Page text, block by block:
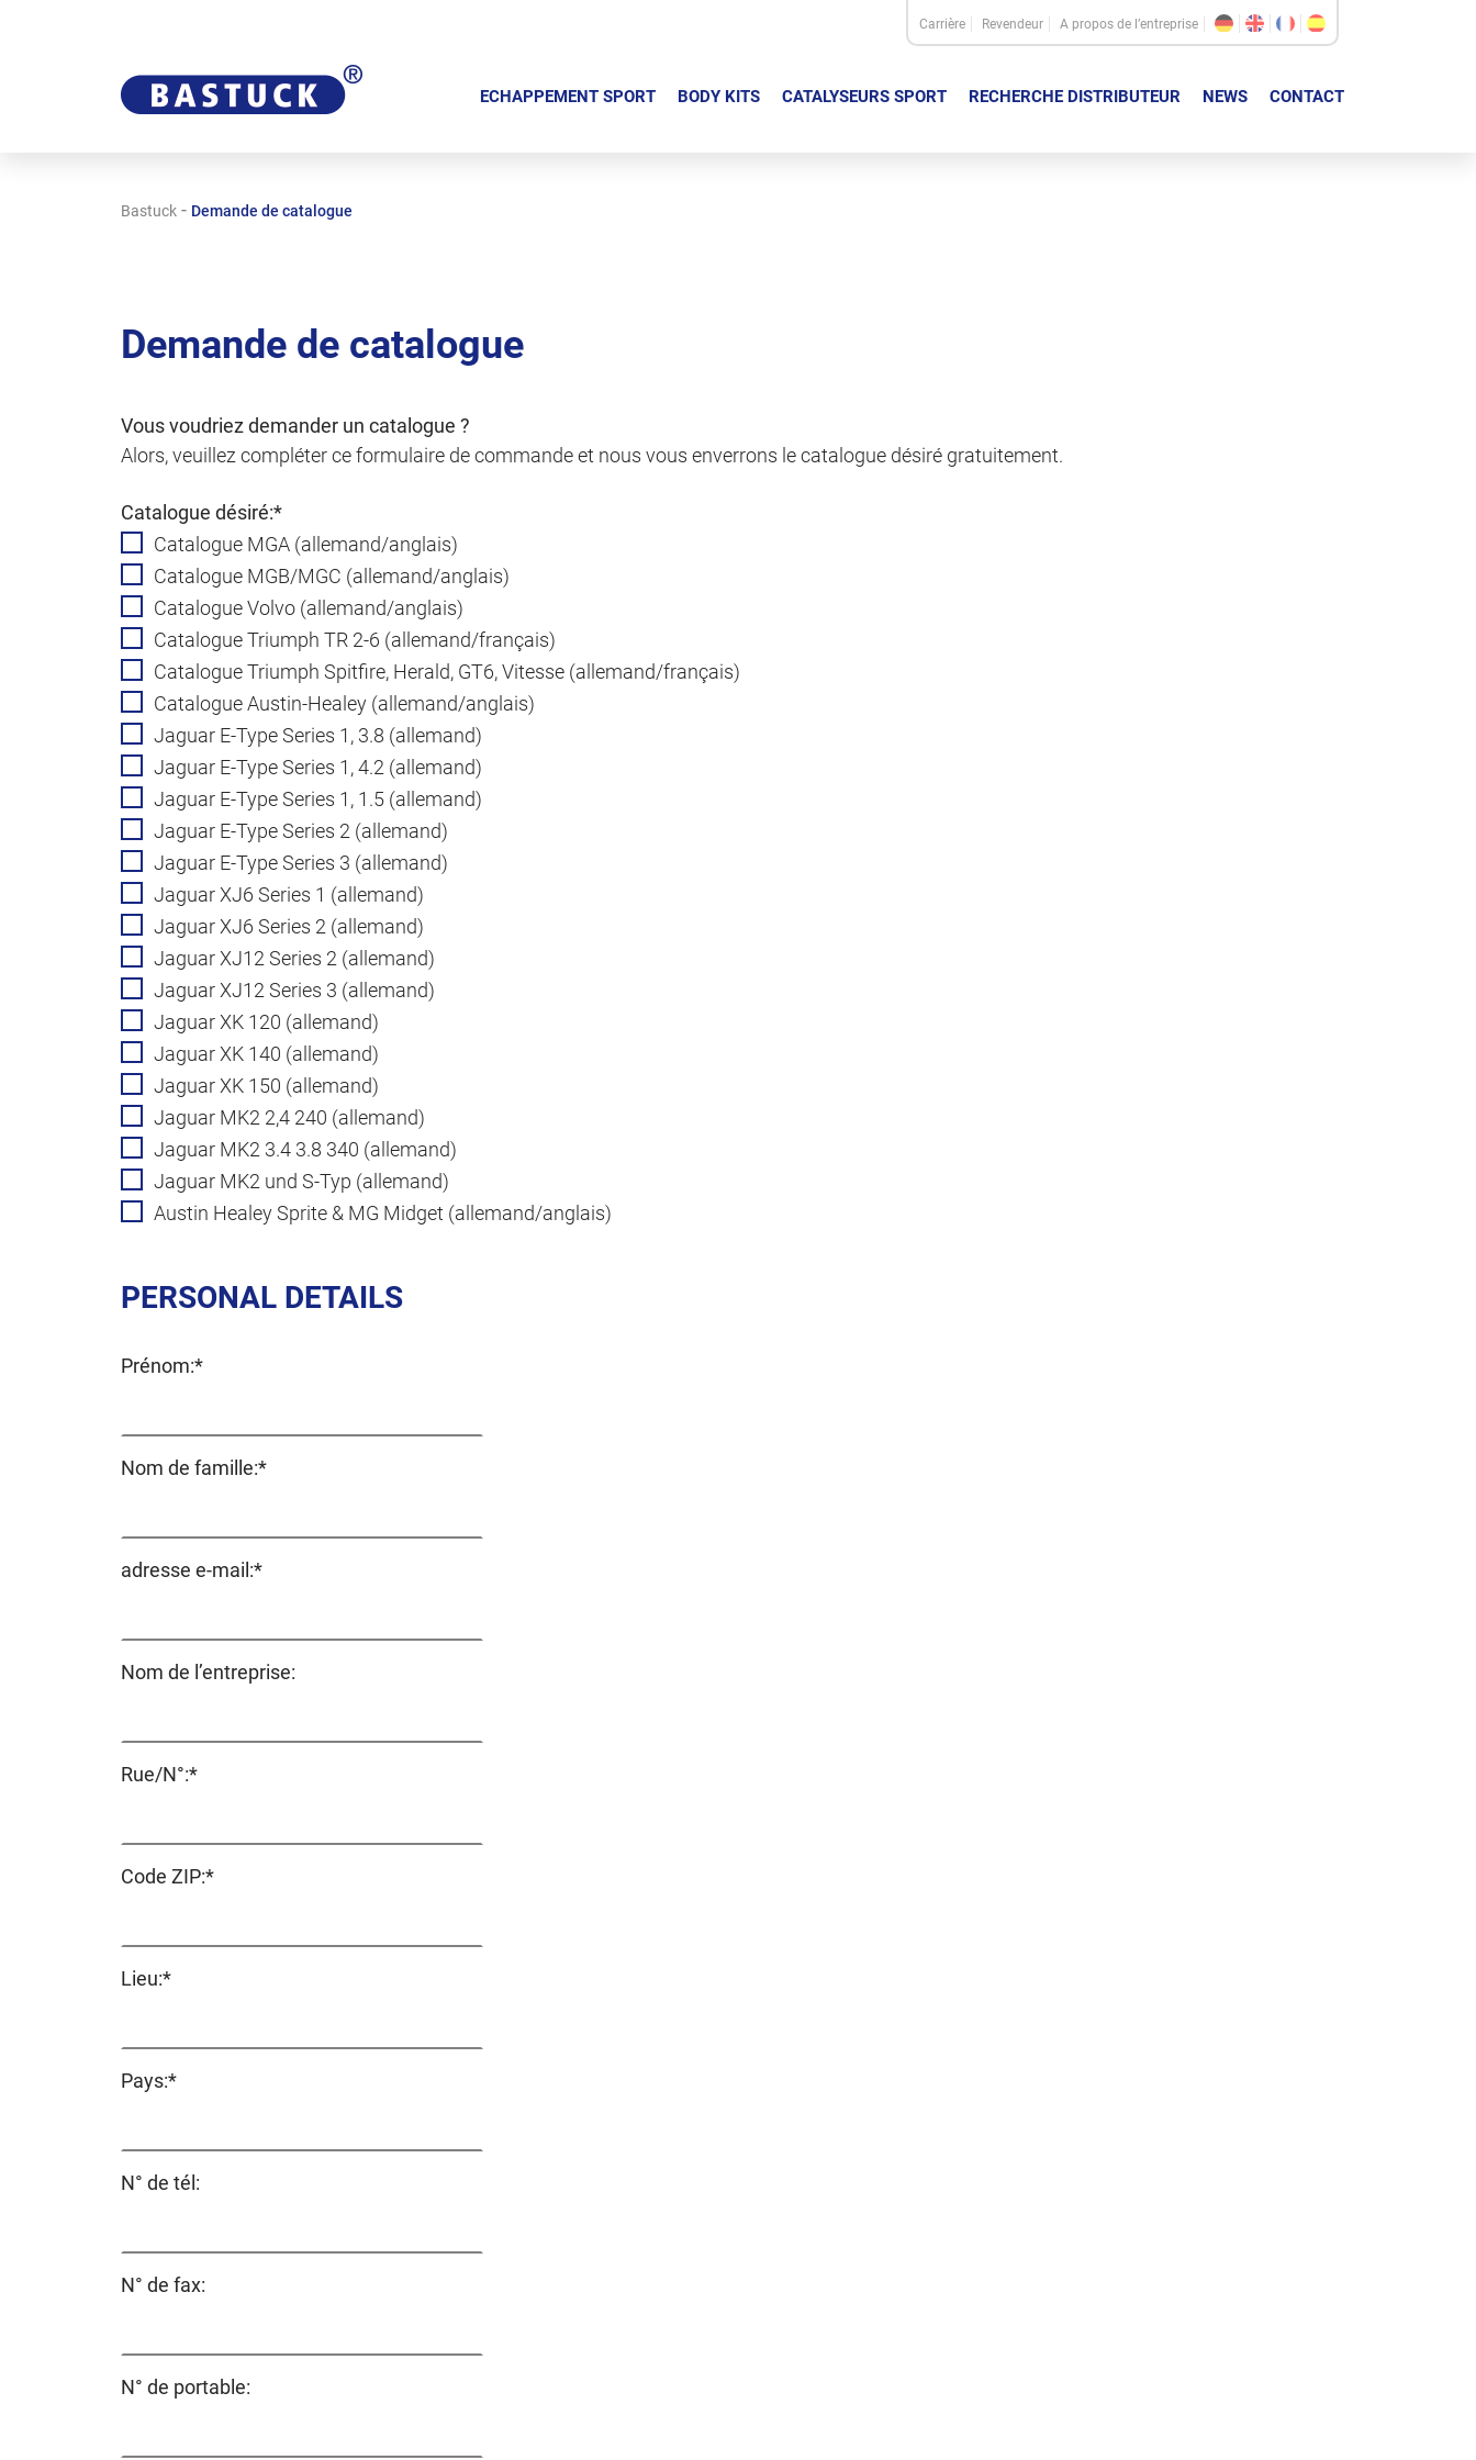
Carrière Revendeur A propos de l’entreprise
n
ECHAPPEMENT SPORT BODY KITS CATALYSEURS SPORT RECHERCHE DISTRIBUTEUR NEWS CONTACT
Bastuck - Demande de catalogue
Demande de catalogue
Vous voudriez demander un catalogue ?
Alors, veuillez compléter ce formulaire de commande et nous vous enverrons le catalogue désiré gratuitement.
Champ
obligatoire
Catalogue désiré:*
Catalogue MGA (allemand/anglais)
Catalogue MGB/MGC (allemand/anglais)
Catalogue Volvo (allemand/anglais)
Catalogue Triumph TR 2-6 (allemand/français)
Catalogue Triumph Spitfire, Herald, GT6, Vitesse (allemand/français)
Catalogue Austin-Healey (allemand/anglais)
Jaguar E-Type Series 1, 3.8 (allemand)
Jaguar E-Type Series 1, 4.2 (allemand)
Jaguar E-Type Series 1, 1.5 (allemand)
Jaguar E-Type Series 2 (allemand)
Jaguar E-Type Series 3 (allemand)
Jaguar XJ6 Series 1 (allemand)
Jaguar XJ6 Series 2 (allemand)
Jaguar XJ12 Series 2 (allemand)
Jaguar XJ12 Series 3 (allemand)
Jaguar XK 120 (allemand)
Jaguar XK 140 (allemand)
Jaguar XK 150 (allemand)
Jaguar MK2 2,4 240 (allemand)
Jaguar MK2 3.4 3.8 340 (allemand)
Jaguar MK2 und S-Typ (allemand)
Austin Healey Sprite & MG Midget (allemand/anglais)
PERSONAL DETAILS
Champ
Prénom:*
Champ
Nom de famille:*
Champ
adresse e-mail:*
Nom de l’entreprise:
Champ
Rue/N°:*
Champ
Code ZIP:*
Champ
Lieu:*
Champ
Pays:*
N° de tél:
N° de fax:
N° de portable: